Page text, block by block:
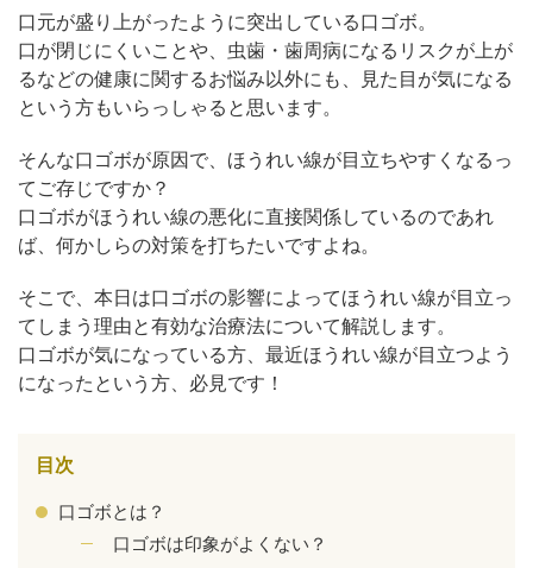
口元が盛り上がったように突出している口ゴボ。
口が閉じにくいことや、虫歯・歯周病になるリスクが上が
るなどの健康に関するお悩み以外にも、見た目が気になる
という方もいらっしゃると思います。
そんな口ゴボが原因で、ほうれい線が目立ちやすくなるっ
てご存じですか？
口ゴボがほうれい線の悪化に直接関係しているのであれ
ば、何かしらの対策を打ちたいですよね。
そこで、本日は口ゴボの影響によってほうれい線が目立っ
てしまう理由と有効な治療法について解説します。
口ゴボが気になっている方、最近ほうれい線が目立つよう
になったという方、必見です！
目次
口ゴボとは？
口ゴボは印象がよくない？